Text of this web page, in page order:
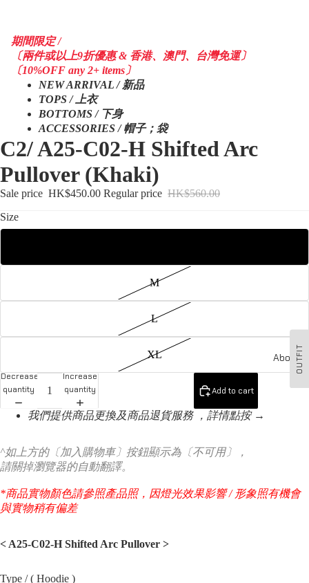
AboutOUTFIT
期間限定 /
〔兩件或以上9折優惠 & 香港、澳門、台灣免運〕
〔10%OFF any 2+ items〕
NEW ARRIVAL / 新品
TOPS / 上衣
BOTTOMS / 下身
ACCESSORIES / 帽子；袋
C2/ A25-C02-H Shifted Arc
Pullover (Khaki)
Sale price HK$450.00 Regular price HK$560.00
Size
M
L
XL
Decrease
quantity
Increase
quantity
Add to cart
我們提供商品更換及商品退貨服務 ，詳情點按 →
^如上方的〔加入購物車〕按鈕顯示為〔不可用〕，
請關掉瀏覽器的自動翻譯。
*商品實物顏色請參照產品照，因燈光效果影響 / 形象照有機會
與實物稍有偏差
< A25-C02-H Shifted Arc Pullover >
Type / ( Hoodie )